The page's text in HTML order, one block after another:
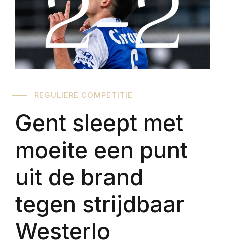
REGULIERE COMPETITIE
Gent sleept met
moeite een punt
uit de brand
tegen strijdbaar
Westerlo